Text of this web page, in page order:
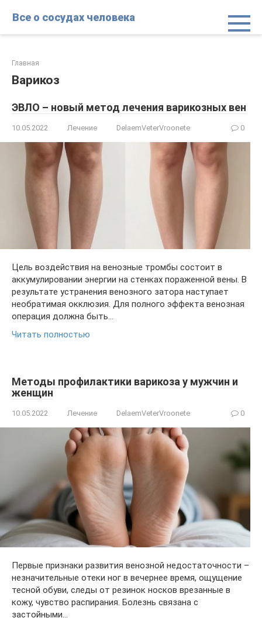
Все о сосудах человека
Главная
Варикоз
ЭВЛО – новый метод лечения варикозных вен
10.05.2022 Лечение DelaemVeterVroonete 0
Цель воздействия на венозные тромбы состоит в
аккумулировании энергии на стенках пораженной вены. В
результате устранения венозного затора наступает
необратимая окклюзия. Для полного эффекта венозная
операция должна быть…
Читать полностью
Методы профилактики варикоза у мужчин и
женщин
10.05.2022 Лечение DelaemVeterVroonete 0
Первые признаки развития венозной недостаточности –
незначительные отеки ног в вечернее время, ощущение
тесной обуви, следы от резинок носков врезанные в
кожу, чувство распирания. Болезнь связана с
застойными…